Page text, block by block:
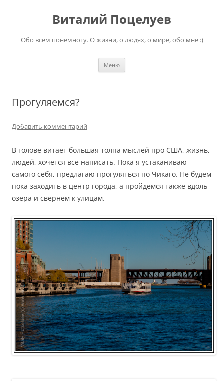
содержимомуВиталий Поцелуев
Обо всем понемногу. О жизни, о людях, о мире, обо мне :)
Меню
Прогуляемся?
Добавить комментарий
В голове витает большая толпа мыслей про США, жизнь,
людей, хочется все написать. Пока я устаканиваю
самого себя, предлагаю прогуляться по Чикаго. Не будем
пока заходить в центр города, а пройдемся также вдоль
озера и свернем к улицам.